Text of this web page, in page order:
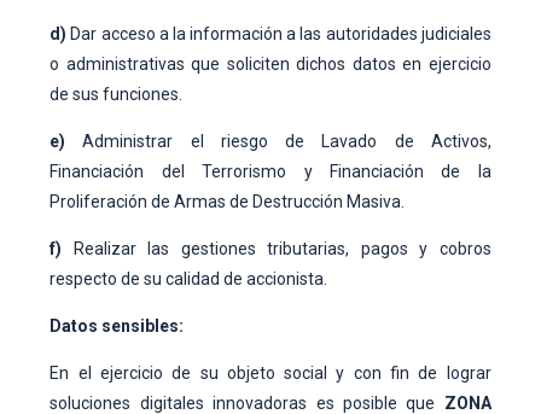
d) Dar acceso a la información a las autoridades judiciales
o administrativas que soliciten dichos datos en ejercicio
de sus funciones.
e) Administrar el riesgo de Lavado de Activos,
Financiación del Terrorismo y Financiación de la
Proliferación de Armas de Destrucción Masiva.
f) Realizar las gestiones tributarias, pagos y cobros
respecto de su calidad de accionista.
Datos sensibles:
En el ejercicio de su objeto social y con fin de lograr
soluciones digitales innovadoras es posible que ZONA